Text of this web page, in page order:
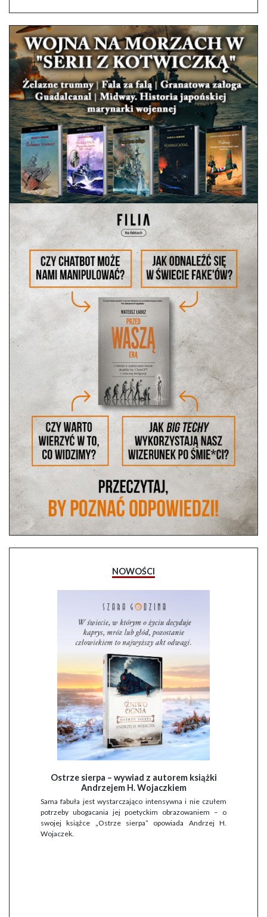
NOWOŚCI
Ostrze sierpa – wywiad z autorem książki
Andrzejem H. Wojaczkiem
Sama fabuła jest wystarczająco intensywna i nie czułem
potrzeby ubogacania jej poetyckim obrazowaniem – o
swojej książce „Ostrze sierpa” opowiada Andrzej H.
Wojaczek.